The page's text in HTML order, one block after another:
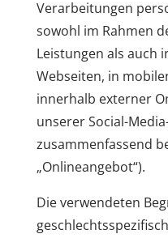
Verarbeitungen
sowohl im Rahmen
Leistungen als auch
Webseiten, in
innerhalb externer
unserer Social-
zusammenfassend
„Onlineangebot“).
Die verwendeten